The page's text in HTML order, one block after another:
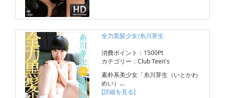
全力黒髪少女/糸川芽生
消費ポイント：1500Pt
カテゴリー：Club Teen's
素朴系美少女「糸川芽生（いとかわ
めい）…
[詳細を見る]